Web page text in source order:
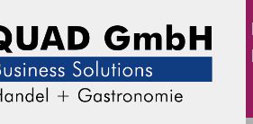
DuraTilt - black